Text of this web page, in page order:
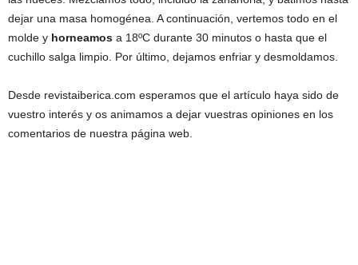
dejar una masa homogénea. A continuación, vertemos todo en el
molde y horneamos a 18ºC durante 30 minutos o hasta que el
cuchillo salga limpio. Por último, dejamos enfriar y desmoldamos.
Desde revistaiberica.com esperamos que el artículo haya sido de
vuestro interés y os animamos a dejar vuestras opiniones en los
comentarios de nuestra página web.